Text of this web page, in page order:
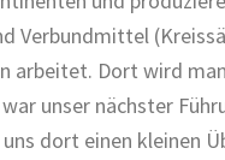
Verbundmittel
arbeitet. Dort wird
unser nächster
dort einen kleinen